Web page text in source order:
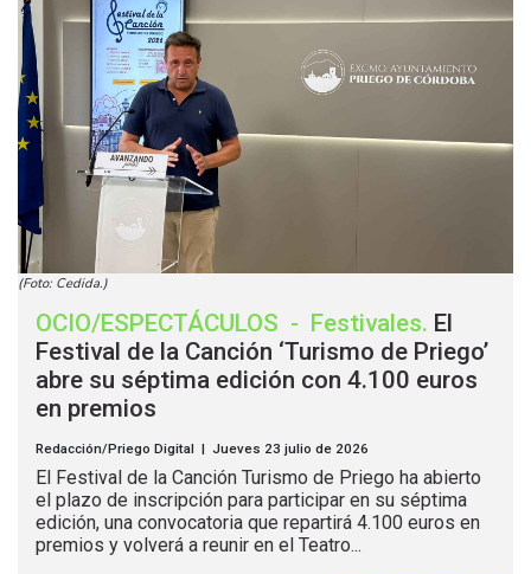
(Foto: Cedida.)
OCIO/ESPECTÁCULOS - Festivales. El
Festival de la Canción ‘Turismo de Priego’
abre su séptima edición con 4.100 euros
en premios
Redacción/Priego Digital | Jueves 23 julio de 2026
El Festival de la Canción Turismo de Priego ha abierto
el plazo de inscripción para participar en su séptima
edición, una convocatoria que repartirá 4.100 euros en
premios y volverá a reunir en el Teatro...